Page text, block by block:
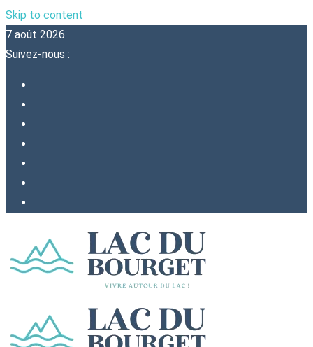
Skip to content
7 août 2026
Suivez-nous :